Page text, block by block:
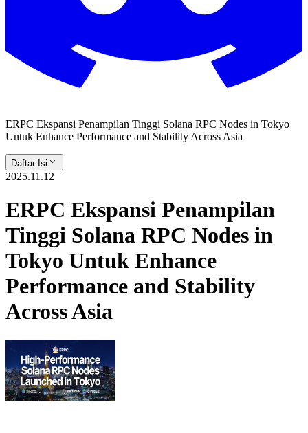
ERPC Ekspansi Penampilan Tinggi Solana RPC Nodes in Tokyo
Untuk Enhance Performance and Stability Across Asia
Daftar Isi
2025.11.12
ERPC Ekspansi Penampilan
Tinggi Solana RPC Nodes in
Tokyo Untuk Enhance
Performance and Stability
Across Asia